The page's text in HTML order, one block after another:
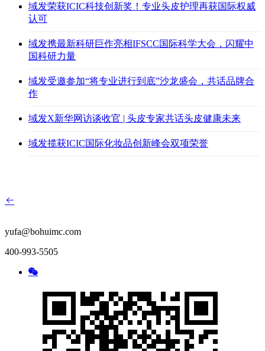
域发荣获ICIC科技创新奖！专业头皮护理再获国际权威
认可
域发携最新科研巨作亮相IFSCC国际科学大会，闪耀中
国科研力量
域发受邀参加“将专业进行到底”沙龙盛会，共话品牌合
作
域发X新华网访谈收官 | 头皮专家共话头皮健康未来
域发揽获ICIC国际化妆品创新峰会双项荣誉
yufa@bohuimc.com
400-993-5505